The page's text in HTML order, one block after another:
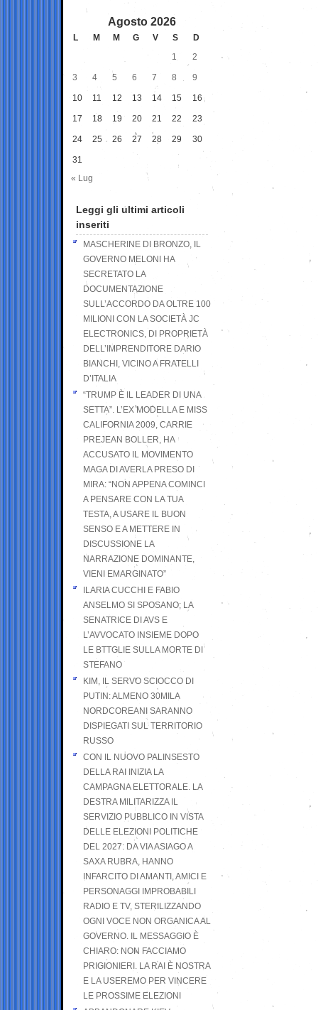
Agosto 2026
L M M G V S
D
1
2
3 4 5 6 7 8 9
10 11 12 13 14 15 16
17 18 19 20 21 22 23
24 25 26 27 28 29 30
31
« Lug
Leggi gli ultimi articoli
inseriti
MASCHERINE DI BRONZO, IL
GOVERNO MELONI HA
SECRETATO LA
DOCUMENTAZIONE
SULL’ACCORDO DA OLTRE 100
MILIONI CON LA SOCIETÀ JC
ELECTRONICS, DI PROPRIETÀ
DELL’IMPRENDITORE DARIO
BIANCHI, VICINO A FRATELLI
D’ITALIA
“TRUMP È IL LEADER DI UNA
SETTA”. L’EX MODELLA E MISS
CALIFORNIA 2009, CARRIE
PREJEAN BOLLER, HA
ACCUSATO IL MOVIMENTO
MAGA DI AVERLA PRESO DI
MIRA: “NON APPENA COMINCI
A PENSARE CON LA TUA
TESTA, A USARE IL BUON
SENSO E A METTERE IN
DISCUSSIONE LA
NARRAZIONE DOMINANTE,
VIENI EMARGINATO”
ILARIA CUCCHI E FABIO
ANSELMO SI SPOSANO; LA
SENATRICE DI AVS E
L’AVVOCATO INSIEME DOPO
LE BTTGLIE SULLA MORTE DI
STEFANO
KIM, IL SERVO SCIOCCO DI
PUTIN: ALMENO 30MILA
NORDCOREANI SARANNO
DISPIEGATI SUL TERRITORIO
RUSSO
CON IL NUOVO PALINSESTO
DELLA RAI INIZIA LA
CAMPAGNA ELETTORALE. LA
DESTRA MILITARIZZA IL
SERVIZIO PUBBLICO IN VISTA
DELLE ELEZIONI POLITICHE
DEL 2027: DA VIA ASIAGO A
SAXA RUBRA, HANNO
INFARCITO DI AMANTI, AMICI E
PERSONAGGI IMPROBABILI
RADIO E TV, STERILIZZANDO
OGNI VOCE NON ORGANICA AL
GOVERNO. IL MESSAGGIO È
CHIARO: NON FACCIAMO
PRIGIONIERI. LA RAI È NOSTRA
E LA USEREMO PER VINCERE
LE PROSSIME ELEZIONI